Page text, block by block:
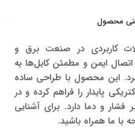
محصول
کاربردی در صنعت برق و
ایمن و مطمئن کابل‌ها به
این محصول با طراحی ساده
پایدار را فراهم کرده و در
و دما دارد. برای آشنایی
ما همراه باشید.